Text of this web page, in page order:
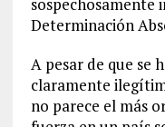
sospechosamente
Determinación
A pesar de que se
claramente
no parece el más